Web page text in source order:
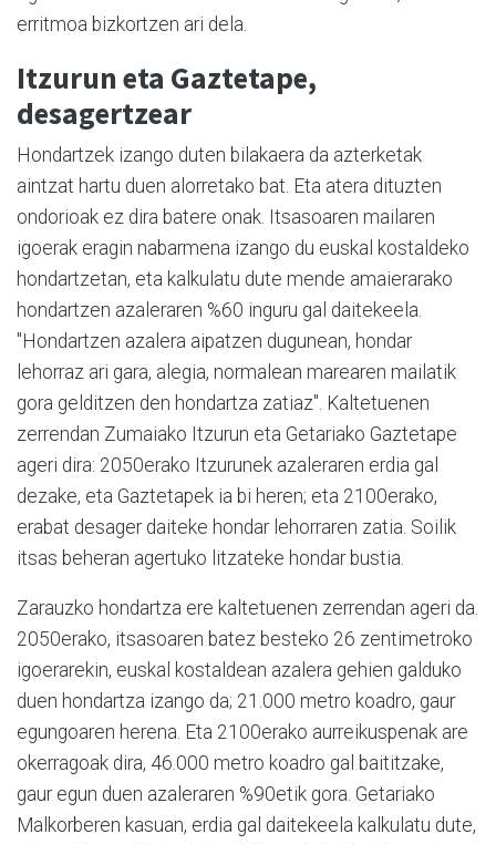
erritmoa bizkortzen ari dela.
Itzurun eta Gaztetape,
desagertzear
Hondartzek izango duten bilakaera da azterketak
aintzat hartu duen alorretako bat. Eta atera dituzten
ondorioak ez dira batere onak. Itsasoaren mailaren
igoerak eragin nabarmena izango du euskal kostaldeko
hondartzetan, eta kalkulatu dute mende amaierarako
hondartzen azaleraren %60 inguru gal daitekeela.
"Hondartzen azalera aipatzen dugunean, hondar
lehorraz ari gara, alegia, normalean marearen mailatik
gora gelditzen den hondartza zatiaz". Kaltetuenen
zerrendan Zumaiako Itzurun eta Getariako Gaztetape
ageri dira: 2050erako Itzurunek azaleraren erdia gal
dezake, eta Gaztetapek ia bi heren; eta 2100erako,
erabat desager daiteke hondar lehorraren zatia. Soilik
itsas beheran agertuko litzateke hondar bustia.
Zarauzko hondartza ere kaltetuenen zerrendan ageri da.
2050erako, itsasoaren batez besteko 26 zentimetroko
igoerarekin, euskal kostaldean azalera gehien galduko
duen hondartza izango da; 21.000 metro koadro, gaur
egungoaren herena. Eta 2100erako aurreikuspenak are
okerragoak dira, 46.000 metro koadro gal baititzake,
gaur egun duen azaleraren %90etik gora. Getariako
Malkorberen kasuan, erdia gal daitekeela kalkulatu dute,